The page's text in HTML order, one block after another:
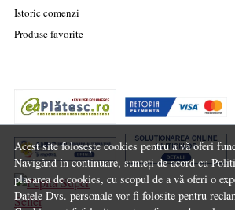
Acest site folosește cookies pentru a vă oferi
Navigând în continuare, sunteți de acord cu
plasarea de cookies, cu scopul de a vă oferi o
Datele Dvs. personale vor fi folosite pentru
Istoric comenzi
Produse favorite